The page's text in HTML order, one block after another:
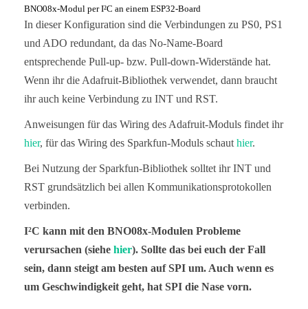
BNO08x-Modul per I²C an einem ESP32-Board
In dieser Konfiguration sind die Verbindungen zu PS0, PS1
und ADO redundant, da das No-Name-Board
entsprechende Pull-up- bzw. Pull-down-Widerstände hat.
Wenn ihr die Adafruit-Bibliothek verwendet, dann braucht
ihr auch keine Verbindung zu INT und RST.
Anweisungen für das Wiring des Adafruit-Moduls findet ihr
hier, für das Wiring des Sparkfun-Moduls schaut hier.
Bei Nutzung der Sparkfun-Bibliothek solltet ihr INT und
RST grundsätzlich bei allen Kommunikationsprotokollen
verbinden.
I²C kann mit den BNO08x-Modulen Probleme
verursachen (siehe hier). Sollte das bei euch der Fall
sein, dann steigt am besten auf SPI um. Auch wenn es
um Geschwindigkeit geht, hat SPI die Nase vorn.